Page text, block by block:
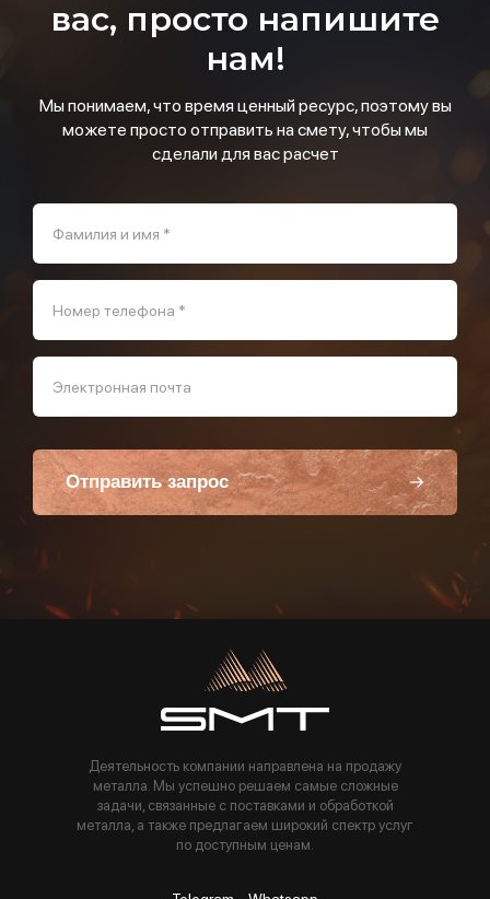
вас, просто напишите
нам!
Мы понимаем, что время ценный ресурс, поэтому вы
можете просто отправить на смету, чтобы мы
сделали для вас расчет
Фамилия и имя *
Номер телефона *
Электронная почта
Отправить запрос
Пользуясь данной формой вы соглашаетесь с политикой компании
Деятельность компании направлена на продажу
металла. Мы успешно решаем самые сложные
задачи, связанные с поставками и обработкой
металла, а также предлагаем широкий спектр услуг
по доступным ценам.